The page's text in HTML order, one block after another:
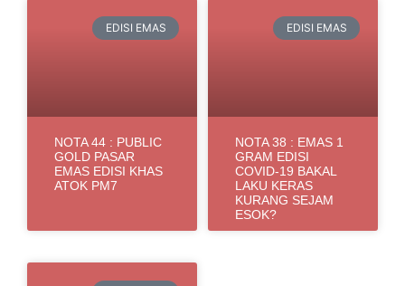
EDISI EMAS
NOTA 44 : PUBLIC
GOLD PASAR
EMAS EDISI KHAS
ATOK PM7
EDISI EMAS
NOTA 38 : EMAS 1
GRAM EDISI
COVID-19 BAKAL
LAKU KERAS
KURANG SEJAM
ESOK?